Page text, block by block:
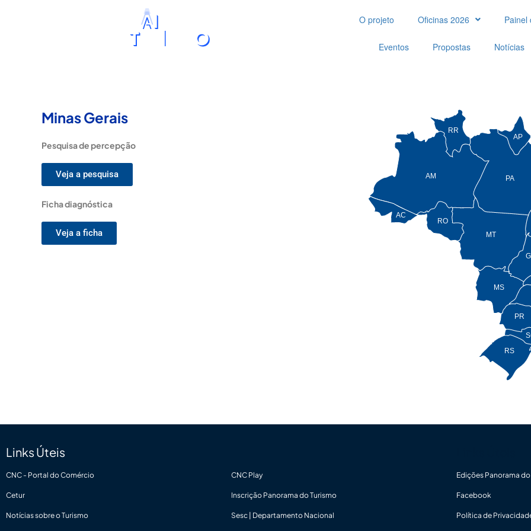
O projeto Oficinas 2026 Painel
Eventos Propostas Notícias
Minas Gerais
Pesquisa de percepção
Veja a pesquisa
Ficha diagnóstica
Veja a ficha
AP
PA
RR
AM
AC
RO
MT
MS
PR
RS
Links Úteis
CNC - Portal do Comércio
Cetur
Notícias sobre o Turismo
CNC Play
Inscrição Panorama do Turismo
Sesc | Departamento Nacional
Edições Panorama
Facebook
Política de